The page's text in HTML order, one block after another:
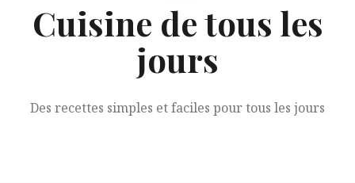
Cuisine de tous les
jours
Des recettes simples et faciles pour tous les jours